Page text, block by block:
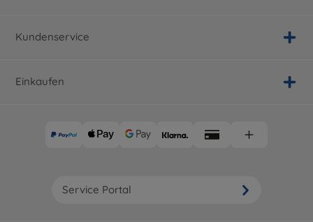
Kundenservice
Einkaufen
Service Portal